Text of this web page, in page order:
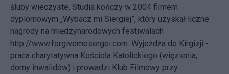
śluby wieczyste. Studia kończy w 2004 filmem
dyplomowym „Wybacz mi Siergiej”, który uzyskał liczne
nagrody na międzynarodowych festiwalach
http://www.forgivemesergei.com. Wyjeżdża do Kirgizji -
praca charytatywna Kościoła Katolickiego (więzienia,
domy inwalidów) i prowadzi Klub Filmowy przy